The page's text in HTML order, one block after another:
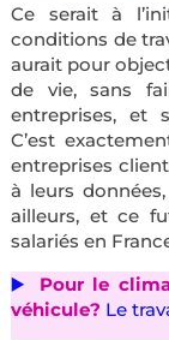
Ce serait à
conditions de
aurait pour
de vie, sans
entreprises, et
C’est
entreprises
à leurs
ailleurs, et ce
salariés en
▶️
Pour le
véhicule? Le